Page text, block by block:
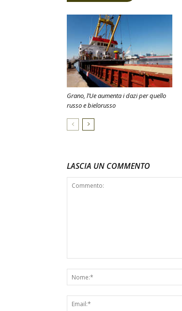
Grano, l’Ue aumenta i dazi per quello
russo e bielorusso
LASCIA UN COMMENTO